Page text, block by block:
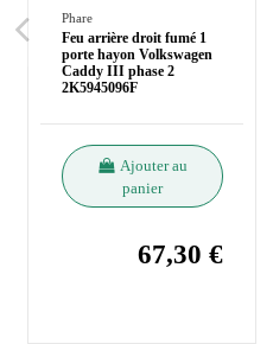
Phare
Feu arrière droit fumé 1
porte hayon Volkswagen
Caddy III phase 2
2K5945096F
Ajouter au
panier
67,30 €